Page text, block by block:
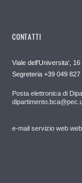
CONTATTI
Viale dell'Universita',
Segreteria +39 049 827
Posta elettronica di
e-mail servizio web